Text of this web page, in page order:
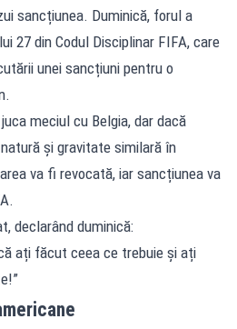
sancțiunea. Duminică, forul a
27 din Codul Disciplinar FIFA, care
unei sancțiuni pentru o
meciul cu Belgia, dar dacă
și gravitate similară în
va fi revocată, iar sancțiunea va
declarând duminică:
ați făcut ceea ce trebuie și ați